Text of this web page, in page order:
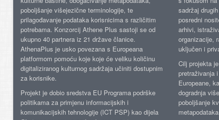
poboljšanje višejezične terminologije, te
prilagođavanje podataka korisnicima s različitim
potrebama. Konzorcij Athene Plus sastoji se od
ukupno 40 partnera iz 21 države članice.
AthenaPlus je usko povezana s Europeana
platformom pomoću koje koje će veliku količinu
digitaliziranog kulturnog sadržaja učiniti dostupnim
za korisnike.
Projekt je dobio sredstva EU Programa podrške
politikama za primjenu informacijskih i
komunikacijskih tehnologije (ICT PSP) kao dijela
sadržaj
posredni
arhivi,
organizacije,
uključen i
Cilj projekta
pretraživanja
Europeane,
dogradnja
poboljšanje